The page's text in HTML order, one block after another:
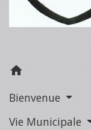
home
Bienvenue
Vie Municipale